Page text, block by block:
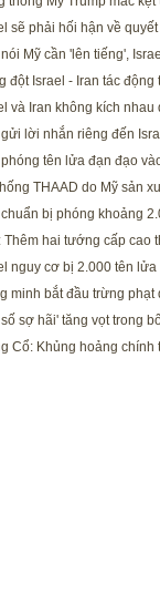
sẽ phải hối hận về
nói Mỹ cần 'lên tiếng',
đột Israel - Iran tác
và Iran không kích
gửi lời nhắn riêng đến
phóng tên lửa đạn đạo
THAAD do Mỹ sản
chuẩn bị phóng khoảng
Thêm hai tướng cấp cao
nguy cơ bị 2.000 tên
minh bắt đầu trừng phạt
sợ hãi' tăng vọt trong
Cổ: Khủng hoảng